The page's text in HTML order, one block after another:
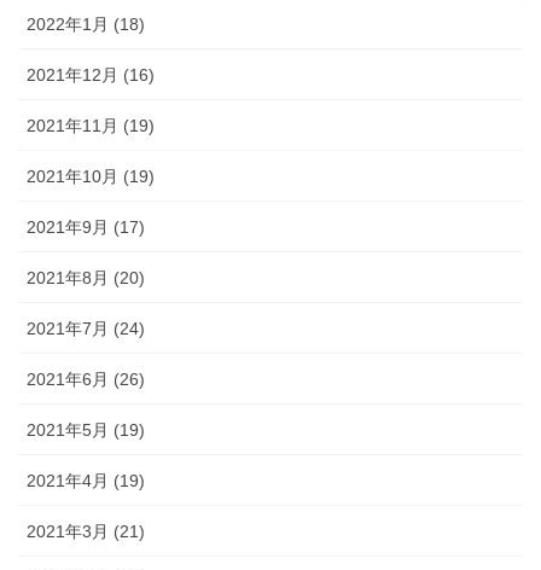
2022年1月 (18)
2021年12月 (16)
2021年11月 (19)
2021年10月 (19)
2021年9月 (17)
2021年8月 (20)
2021年7月 (24)
2021年6月 (26)
2021年5月 (19)
2021年4月 (19)
2021年3月 (21)